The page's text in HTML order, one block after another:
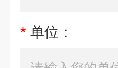
* 单位：